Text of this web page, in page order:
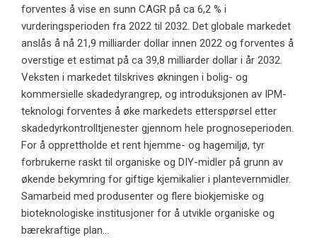
forventes å vise en sunn CAGR på ca 6,2 % i
vurderingsperioden fra 2022 til 2032. Det globale markedet
anslås å nå 21,9 milliarder dollar innen 2022 og forventes å
overstige et estimat på ca 39,8 milliarder dollar i år 2032.
Veksten i markedet tilskrives økningen i bolig- og
kommersielle skadedyrangrep, og introduksjonen av IPM-
teknologi forventes å øke markedets etterspørsel etter
skadedyrkontrolltjenester gjennom hele prognoseperioden.
For å opprettholde et rent hjemme- og hagemiljø, tyr
forbrukerne raskt til organiske og DIY-midler på grunn av
økende bekymring for giftige kjemikalier i plantevernmidler.
Samarbeid med produsenter og flere biokjemiske og
bioteknologiske institusjoner for å utvikle organiske og
bærekraftige plan...